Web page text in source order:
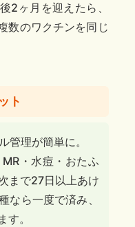
2ヶ月を迎えたら、
数のワクチンを同じ
ト
管理が簡単に。
・水痘・おたふ
まで27日以上あけ
なら一度で済み、
す。